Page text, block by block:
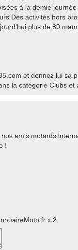
à la demie
Des activités hors
plus de 80
et donnez lui sa
la catégorie Clubs et
amis motards
!
x 2